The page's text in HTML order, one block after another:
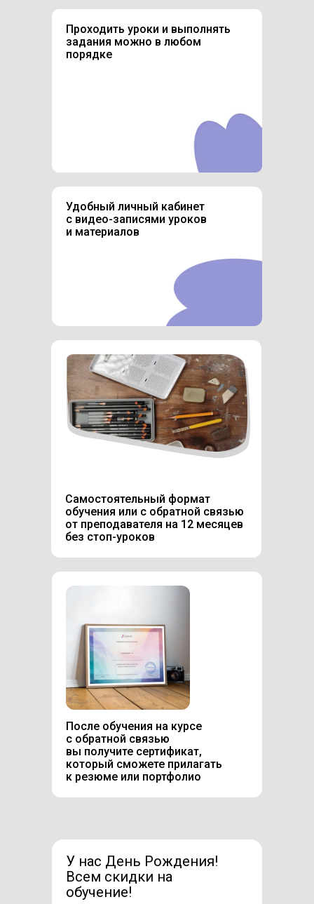
Проходить уроки и выполнять
задания можно в любом
порядке
Удобный личный кабинет
с видео-записями уроков
и материалов
Самостоятельный формат
обучения или с обратной связью
от преподавателя на 12 месяцев
без стоп-уроков
После обучения на курсе
с обратной связью
вы получите сертификат,
который сможете прилагать
к резюме или портфолио
У нас День Рождения!
Всем скидки на
обучение!